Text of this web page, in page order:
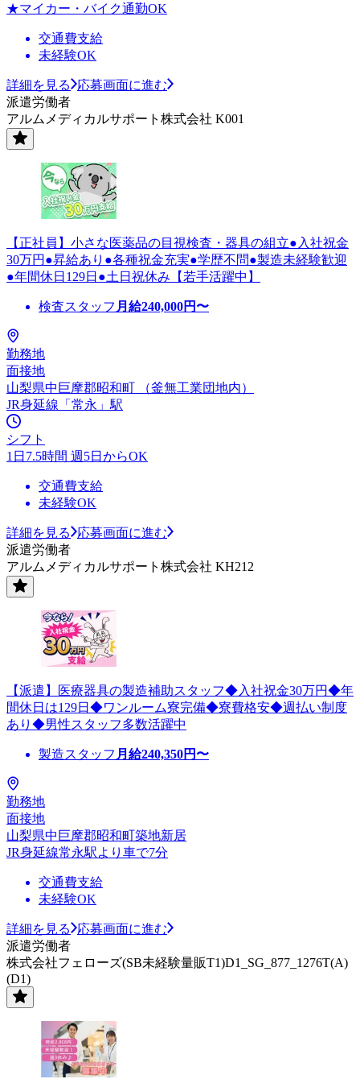
★マイカー・バイク通勤OK
交通費支給
未経験OK
詳細を見る
応募画面に進む
派遣労働者
アルムメディカルサポート株式会社 K001
【正社員】小さな医薬品の目視検査・器具の組立●入社祝金
30万円●昇給あり●各種祝金充実●学歴不問●製造未経験歓迎
●年間休日129日●土日祝休み【若手活躍中】
検査スタッフ 月給240,000円〜
勤務地
面接地
山梨県中巨摩郡昭和町 （釜無工業団地内）
JR身延線「常永」駅
シフト
1日7.5時間 週5日からOK
交通費支給
未経験OK
詳細を見る
応募画面に進む
派遣労働者
アルムメディカルサポート株式会社 KH212
【派遣】医療器具の製造補助スタッフ◆入社祝金30万円◆年
間休日は129日◆ワンルーム寮完備◆寮費格安◆週払い制度
あり◆男性スタッフ多数活躍中
製造スタッフ 月給240,350円〜
勤務地
面接地
山梨県中巨摩郡昭和町築地新居
JR身延線常永駅より車で7分
交通費支給
未経験OK
詳細を見る
応募画面に進む
派遣労働者
株式会社フェローズ(SB未経験量販T1)D1_SG_877_1276T(A)
(D1)